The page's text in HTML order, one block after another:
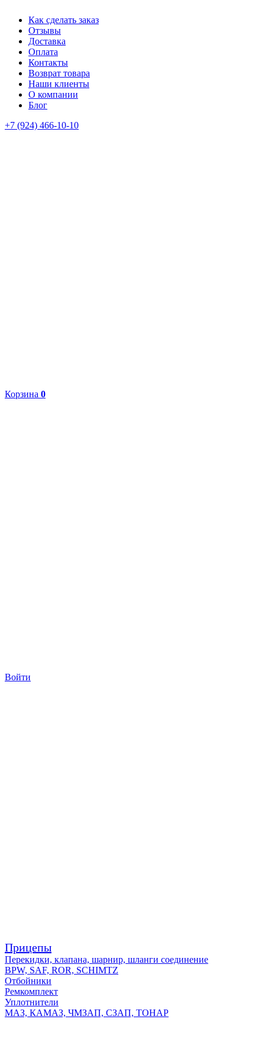
Как сделать заказ
Отзывы
Доставка
Оплата
Контакты
Возврат товара
Наши клиенты
О компании
Блог
+7 (924) 466-10-10
Корзина 0
Войти
Прицепы
Перекидки, клапана, шарнир, шланги соединение
BPW, SAF, ROR, SCHIMTZ
Отбойники
Ремкомплект
Уплотнители
МАЗ, КАМАЗ, ЧМЗАП, СЗАП, ТОНАР